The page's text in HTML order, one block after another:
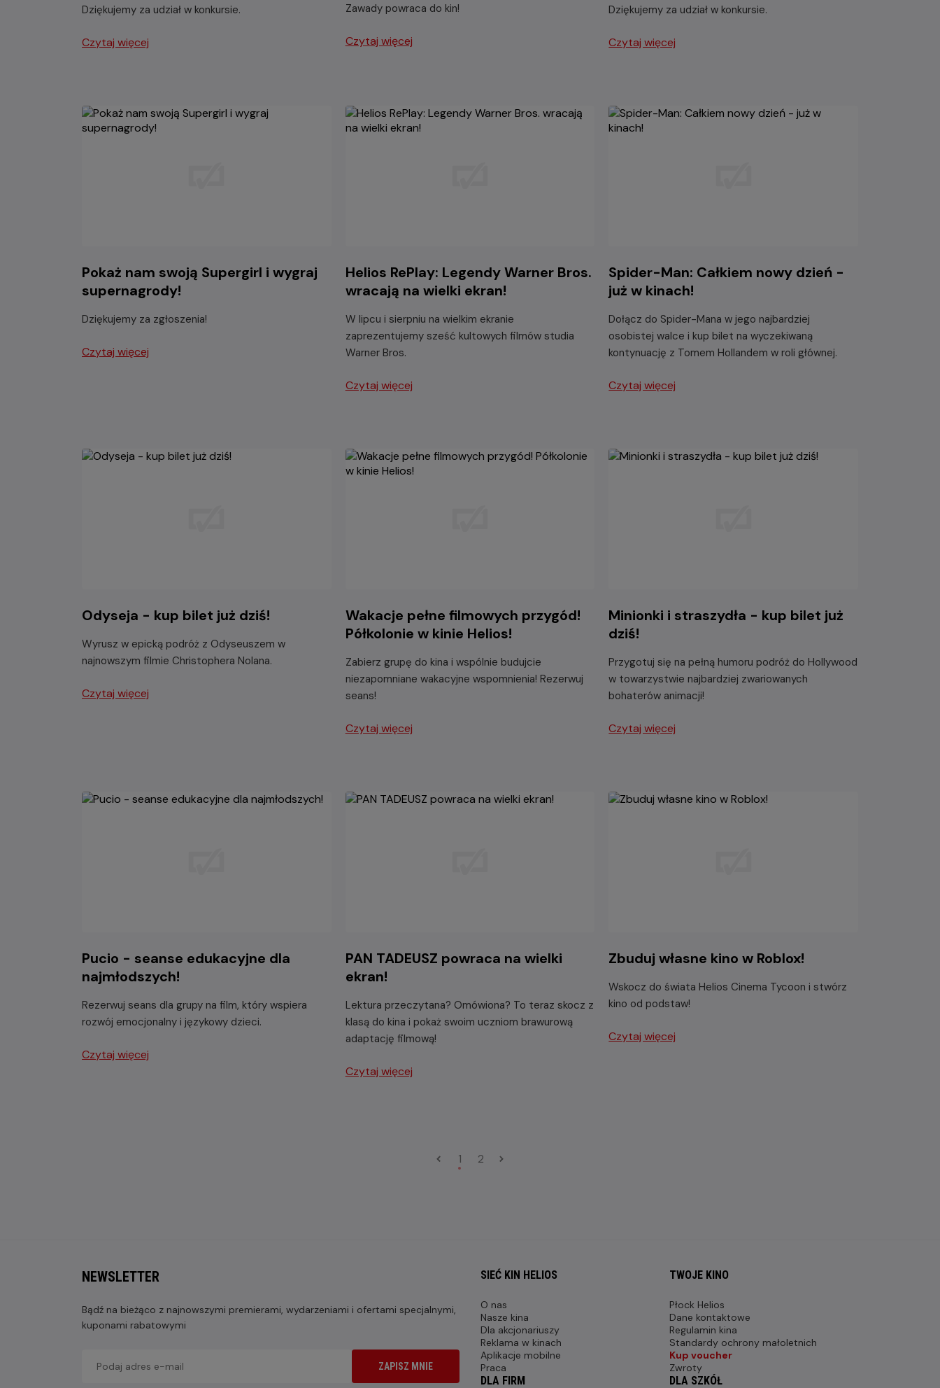
Dziękujemy za udział w konkursie.
Czytaj więcej
Zawady powraca do kin!
Czytaj więcej
Dziękujemy za udział w konkursie.
Czytaj więcej
Pokaż nam swoją Supergirl i wygraj
supernagrody!
Dziękujemy za zgłoszenia!
Czytaj więcej
Helios RePlay: Legendy Warner Bros.
wracają na wielki ekran!
W lipcu i sierpniu na wielkim ekranie
zaprezentujemy sześć kultowych filmów studia
Warner Bros.
Czytaj więcej
Spider-Man: Całkiem nowy dzień -
już w kinach!
Dołącz do Spider-Mana w jego najbardziej
osobistej walce i kup bilet na wyczekiwaną
kontynuację z Tomem Hollandem w roli głównej.
Czytaj więcej
Odyseja - kup bilet już dziś!
Wyrusz w epicką podróż z Odyseuszem w
najnowszym filmie Christophera Nolana.
Czytaj więcej
Wakacje pełne filmowych przygód!
Półkolonie w kinie Helios!
Zabierz grupę do kina i wspólnie budujcie
niezapomniane wakacyjne wspomnienia! Rezerwuj
seans!
Czytaj więcej
Minionki i straszydła - kup bilet już
dziś!
Przygotuj się na pełną humoru podróż do Hollywood
w towarzystwie najbardziej zwariowanych
bohaterów animacji!
Czytaj więcej
Pucio - seanse edukacyjne dla
najmłodszych!
Rezerwuj seans dla grupy na film, który wspiera
rozwój emocjonalny i językowy dzieci.
Czytaj więcej
PAN TADEUSZ powraca na wielki
ekran!
Lektura przeczytana? Omówiona? To teraz skocz z
klasą do kina i pokaż swoim uczniom brawurową
adaptację filmową!
Czytaj więcej
Zbuduj własne kino w Roblox!
Wskocz do świata Helios Cinema Tycoon i stwórz
kino od podstaw!
Czytaj więcej
1 2
NEWSLETTER
Bądź na bieżąco z najnowszymi premierami, wydarzeniami i ofertami specjalnymi,
kuponami rabatowymi
ZAPISZ MNIE
SIEĆ KIN HELIOS
O nas
Nasze kina
Dla akcjonariuszy
Reklama w kinach
Aplikacje mobilne
Praca
TWOJE KINO
Płock Helios
Dane kontaktowe
Regulamin kina
Standardy ochrony małoletnich
Kup voucher
Zwroty
DLA FIRM DLA SZKÓŁ